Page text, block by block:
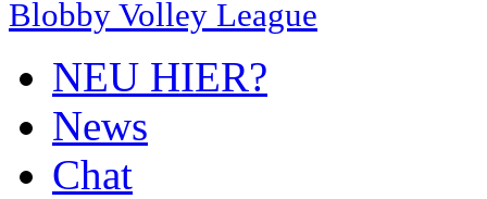
Blobby Volley League
NEU HIER?
News
Chat